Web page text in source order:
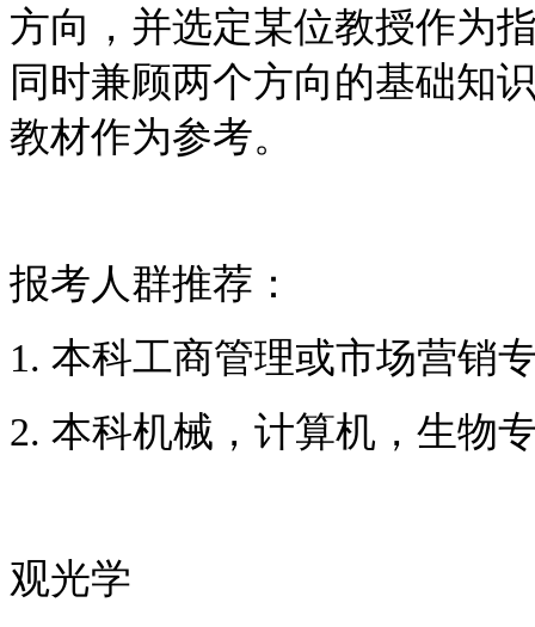
方向，并选定某位教授作为
同时兼顾两个方向的基础知
教材作为参考。
报考人群推荐：
1. 本科工商管理或市场营销
2. 本科机械，计算机，生物
观光学